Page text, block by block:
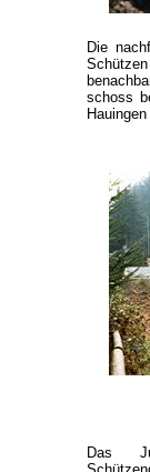
Die
schoss
Das